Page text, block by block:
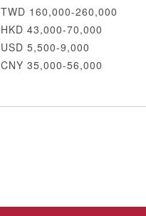
TWD 160,000-260,000
HKD 43,000-70,000
USD 5,500-9,000
CNY 35,000-56,000